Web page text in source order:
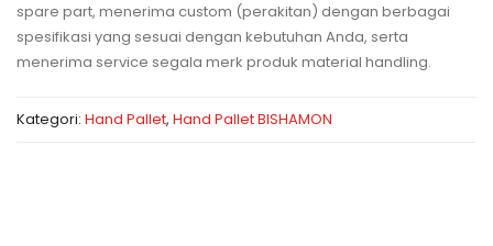
spare part, menerima custom (perakitan) dengan berbagai
spesifikasi yang sesuai dengan kebutuhan Anda, serta
menerima service segala merk produk material handling.
Kategori: Hand Pallet, Hand Pallet BISHAMON